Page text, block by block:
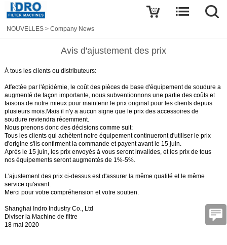
NOUVELLES >Company News
Avis d'ajustement des prix
À tous les clients ou distributeurs:
Affectée par l'épidémie, le coût des pièces de base d'équipement de soudure a
augmenté de façon importante, nous subventionnons une partie des coûts et
faisons de notre mieux pour maintenir le prix original pour les clients depuis
plusieurs mois. Mais il n'y a aucun signe que le prix des accessoires de
soudure reviendra récemment.
Nous prenons donc des décisions comme suit:
Tous les clients qui achètent notre équipement continueront d'utiliser le prix
d'origine s'ils confirment la commande et payent avant le 15 juin.
Après le 15 juin, les prix envoyés à vous seront invalides, et les prix de tous
nos équipements seront augmentés de 1%-5%.
L'ajustement des prix ci-dessus est d'assurer la même qualité et le même
service qu'avant.
Merci pour votre compréhension et votre soutien.
Shanghai Indro Industry Co., Ltd
Diviser la Machine de filtre
18 mai 2020